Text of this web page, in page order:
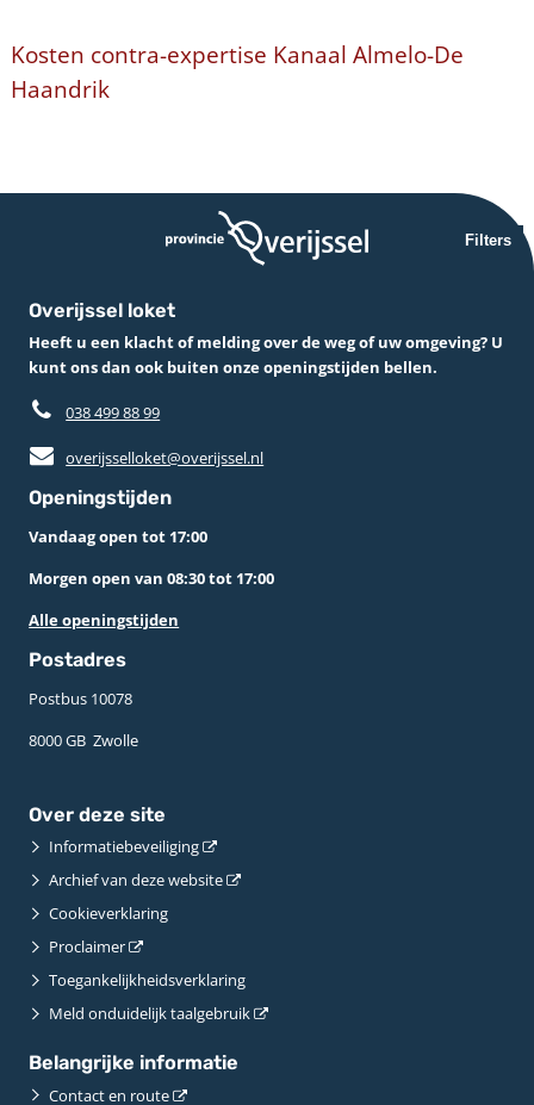
Kosten contra-expertise Kanaal Almelo-De
Haandrik
Filters
Overijssel loket
Heeft u een klacht of melding over de weg of uw omgeving? U
kunt ons dan ook buiten onze openingstijden bellen.
038 499 88 99
overijsselloket@overijssel.nl
Openingstijden
Vandaag open tot 17:00
Morgen open van 08:30 tot 17:00
Alle openingstijden
Postadres
Postbus 10078 ­
8000 GB ­ Zwolle
Over deze site
Informatiebeveiliging
Archief van deze website
Cookieverklaring
Proclaimer
Toegankelijkheidsverklaring
Meld onduidelijk taalgebruik
Belangrijke informatie
Contact en route